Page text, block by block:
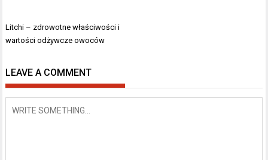
Nawigacja
wpisu
Litchi – zdrowotne właściwości i
wartości odżywcze owoców
LEAVE A COMMENT